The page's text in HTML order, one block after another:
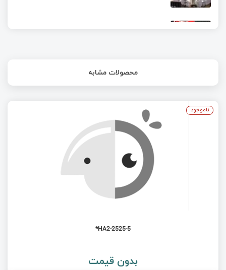
استفاده کنیم؟
دستگاه‌های IOT
پروژه راه اندازی LED چشمک زن و فوتوسل | قسمت
خرید کدوم منطقیه؟!
محصولات مشابه
HA2-2525-5*
بدون قیمت
ناموجود